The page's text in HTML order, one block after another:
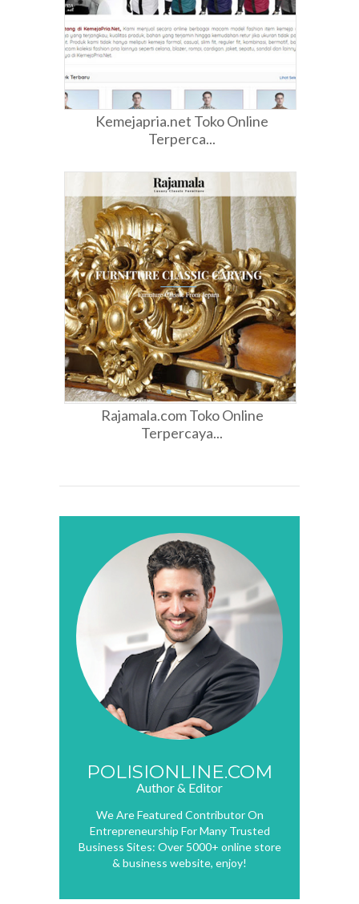
Kemejapria.net Toko Online
Terperca...
Rajamala.com Toko Online
Terpercaya...
POLISIONLINE.COM
Author & Editor
We Are Featured Contributor On
Entrepreneurship For Many Trusted
Business Sites: Over 5000+ online store
& business website, enjoy!